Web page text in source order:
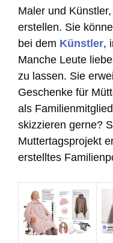
Maler und
erstellen. Sie
bei dem Künstler,
Manche Leute
zu lassen. Sie
Geschenke für
als
skizzieren gerne?
Muttertagsprojekt
erstelltes